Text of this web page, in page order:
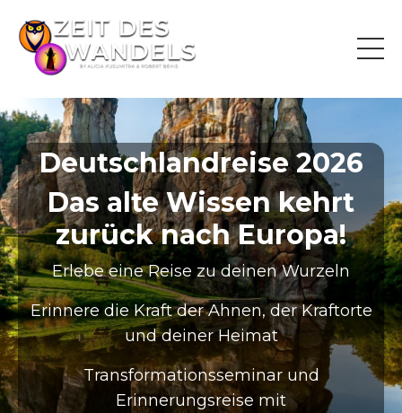
Deutschlandreise 2026
Das alte Wissen kehrt
zurück nach Europa!
Erlebe eine Reise zu deinen Wurzeln
Erinnere die Kraft der Ahnen, der Kraftorte
und deiner Heimat
Transformationsseminar und
Erinnerungsreise mit